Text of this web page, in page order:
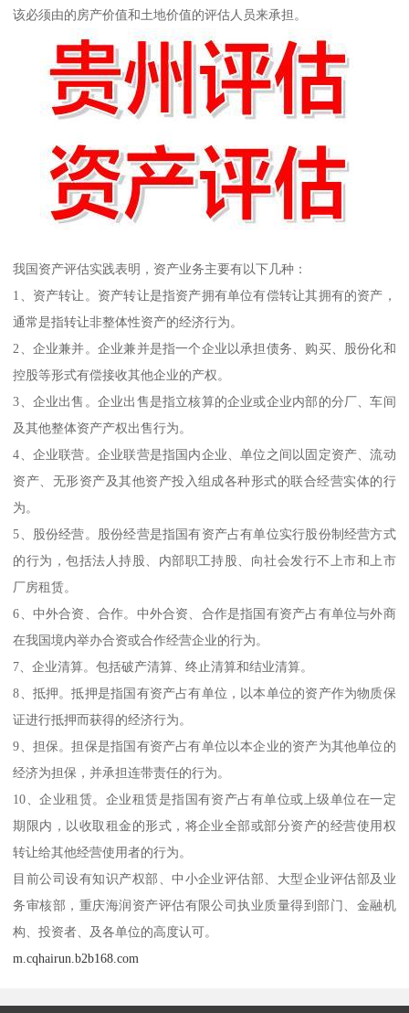
该必须由的房产价值和土地价值的评估人员来承担。
我国资产评估实践表明，资产业务主要有以下几种：
1、资产转让。资产转让是指资产拥有单位有偿转让其拥有的资产，
通常是指转让非整体性资产的经济行为。
2、企业兼并。企业兼并是指一个企业以承担债务、购买、股份化和
控股等形式有偿接收其他企业的产权。
3、企业出售。企业出售是指立核算的企业或企业内部的分厂、车间
及其他整体资产产权出售行为。
4、企业联营。企业联营是指国内企业、单位之间以固定资产、流动
资产、无形资产及其他资产投入组成各种形式的联合经营实体的行
为。
5、股份经营。股份经营是指国有资产占有单位实行股份制经营方式
的行为，包括法人持股、内部职工持股、向社会发行不上市和上市
厂房租赁。
6、中外合资、合作。中外合资、合作是指国有资产占有单位与外商
在我国境内举办合资或合作经营企业的行为。
7、企业清算。包括破产清算、终止清算和结业清算。
8、抵押。抵押是指国有资产占有单位，以本单位的资产作为物质保
证进行抵押而获得的经济行为。
9、担保。担保是指国有资产占有单位以本企业的资产为其他单位的
经济为担保，并承担连带责任的行为。
10、企业租赁。企业租赁是指国有资产占有单位或上级单位在一定
期限内，以收取租金的形式，将企业全部或部分资产的经营使用权
转让给其他经营使用者的行为。
目前公司设有知识产权部、中小企业评估部、大型企业评估部及业
务审核部，重庆海润资产评估有限公司执业质量得到部门、金融机
构、投资者、及各单位的高度认可。
m.cqhairun.b2b168.com